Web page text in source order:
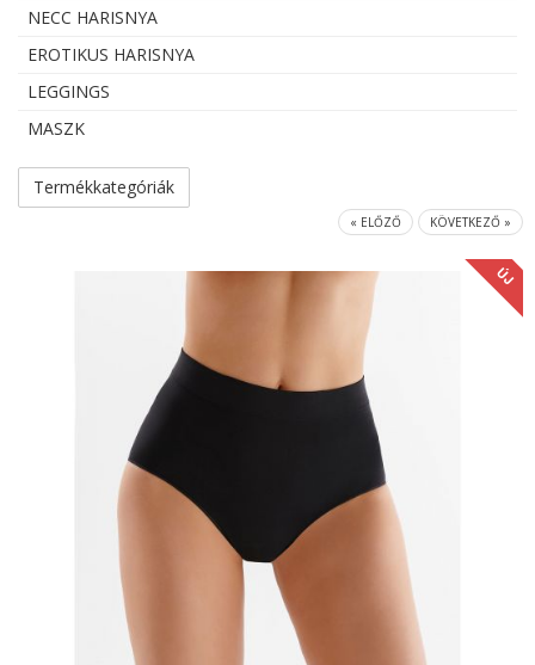
NECC HARISNYA
EROTIKUS HARISNYA
LEGGINGS
MASZK
Termékkategóriák
« ELŐZŐ KÖVETKEZŐ »
ÚJ